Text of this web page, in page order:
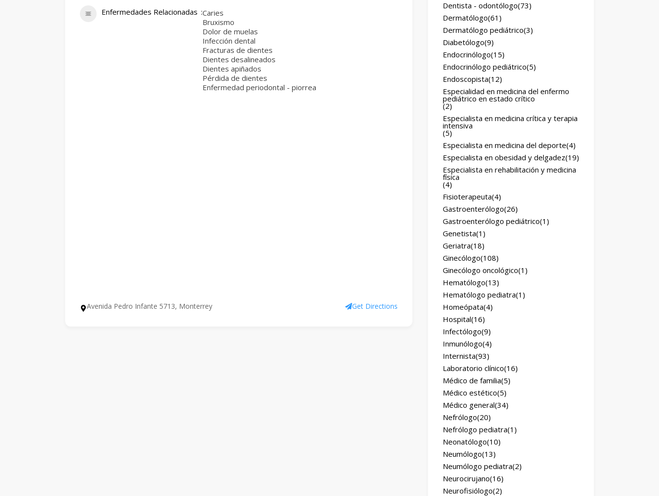
Enfermedades Relacionadas Caries
Bruxismo
Dolor de muelas
Infección dental
Fracturas de dientes
Dientes desalineados
Dientes apiñados
Pérdida de dientes
Enfermedad periodontal - piorrea
Avenida Pedro Infante 5713, Monterrey Get Directions
Dentista - odontólogo(73)
Dermatólogo(61)
Dermatólogo pediátrico(3)
Diabetólogo(9)
Endocrinólogo(15)
Endocrinólogo pediátrico(5)
Endoscopista(12)
Especialidad en medicina del enfermo
pediátrico en estado crítico
(2)
Especialista en medicina crítica y terapia
intensiva
(5)
Especialista en medicina del deporte(4)
Especialista en obesidad y delgadez(19)
Especialista en rehabilitación y medicina
física
(4)
Fisioterapeuta(4)
Gastroenterólogo(26)
Gastroenterólogo pediátrico(1)
Genetista(1)
Geriatra(18)
Ginecólogo(108)
Ginecólogo oncológico(1)
Hematólogo(13)
Hematólogo pediatra(1)
Homeópata(4)
Hospital(16)
Infectólogo(9)
Inmunólogo(4)
Internista(93)
Laboratorio clínico(16)
Médico de familia(5)
Médico estético(5)
Médico general(34)
Nefrólogo(20)
Nefrólogo pediatra(1)
Neonatólogo(10)
Neumólogo(13)
Neumólogo pediatra(2)
Neurocirujano(16)
Neurofisiólogo(2)